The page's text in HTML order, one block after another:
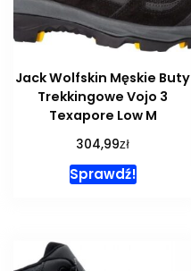
Jack Wolfskin Męskie Buty
Trekkingowe Vojo 3
Texapore Low M
304,99zł
Sprawdź!